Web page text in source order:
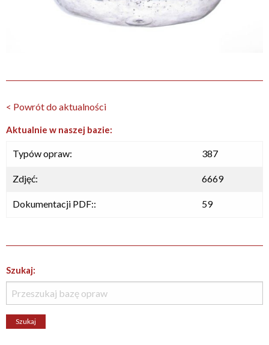
< Powrót do aktualności
Aktualnie w naszej bazie:
Typów opraw: 387
Zdjęć: 6669
Dokumentacji PDF:: 59
Szukaj: